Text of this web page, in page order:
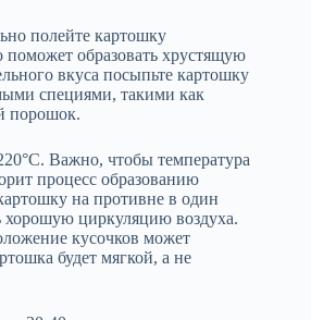
полейте картошку
образовать хрустящую
вкуса посыпьте картошку
специями, такими как
порошок.
Важно, чтобы температура
процесс образованию
на противне в один
хорошую циркуляцию воздуха.
кусочков может
будет мягкой, а не